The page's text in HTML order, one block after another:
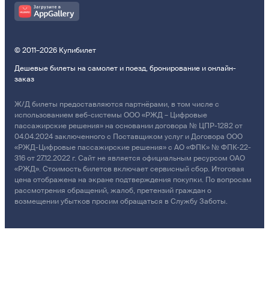
© 2011–2026 Купибилет
Дешевые билеты на самолет и поезд, бронирование и онлайн-
заказ
Ж/Д билеты предоставляются партнёрами, в том числе с
использованием веб-системы ООО «РЖД – Цифровые
пассажирские решения» на основании договора № ЦПР-1282 от
04.04.2024 заключенного с Поставщиком услуг и Договора ООО
«РЖД-Цифровые пассажирские решения» с АО «ФПК» № ФПК-22-
316 от 27.12.2022 г. Сайт не является официальным ресурсом ОАО
«РЖД». Стоимость билетов включает сервисный сбор. Итоговая
цена отображена на экране подтверждения покупки. По вопросам
рассмотрения обращений, жалоб, претензий граждан о
возмещении убытков просим обращаться в Службу Заботы.